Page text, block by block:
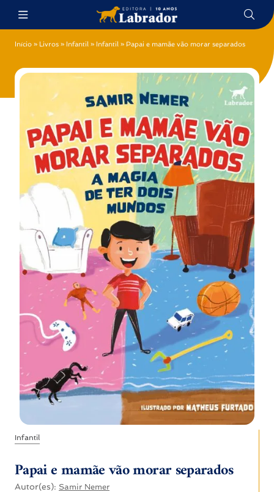
Início » Livros » Infantil » Infantil » Papai e mamãe vão morar separados
Infantil
Papai e mamãe vão morar separados
Autor(es): Samir Nemer